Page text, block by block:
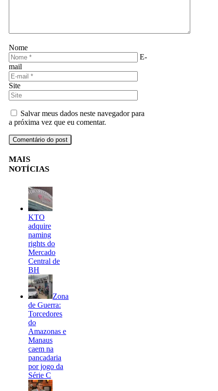
Nome
E-
mail
Site
Salvar meus dados neste navegador para
a próxima vez que eu comentar.
MAIS
NOTÍCIAS
KTO
adquire
naming
rights do
Mercado
Central de
BH
Zona
de Guerra:
Torcedores
do
Amazonas e
Manaus
caem na
pancadaria
por jogo da
Série C